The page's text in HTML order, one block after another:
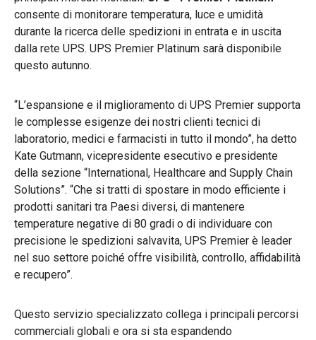
consente di monitorare temperatura, luce e umidità
durante la ricerca delle spedizioni in entrata e in uscita
dalla rete UPS. UPS Premier Platinum sarà disponibile
questo autunno.
“L’espansione e il miglioramento di UPS Premier supporta
le complesse esigenze dei nostri clienti tecnici di
laboratorio, medici e farmacisti in tutto il mondo”, ha detto
Kate Gutmann, vicepresidente esecutivo e presidente
della sezione “International, Healthcare and Supply Chain
Solutions”. “Che si tratti di spostare in modo efficiente i
prodotti sanitari tra Paesi diversi, di mantenere
temperature negative di 80 gradi o di individuare con
precisione le spedizioni salvavita, UPS Premier è leader
nel suo settore poiché offre visibilità, controllo, affidabilità
e recupero”.
Questo servizio specializzato collega i principali percorsi
commerciali globali e ora si sta espandendo